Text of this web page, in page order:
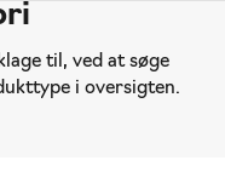
til, ved at søge
i oversigten.